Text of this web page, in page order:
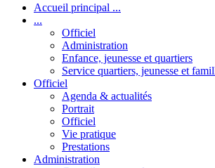
Accueil principal ...
...
Officiel
Administration
Enfance, jeunesse et quartiers
Service quartiers, jeunesse et
Officiel
Agenda & actualités
Portrait
Officiel
Vie pratique
Prestations
Administration